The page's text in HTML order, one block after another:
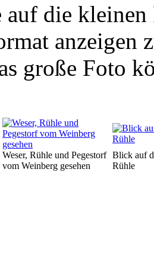
die kleinen
anzeigen
große Foto
Weser, Rühle und Pegestorf
vom Weinberg gesehen
Blick auf
Rühle